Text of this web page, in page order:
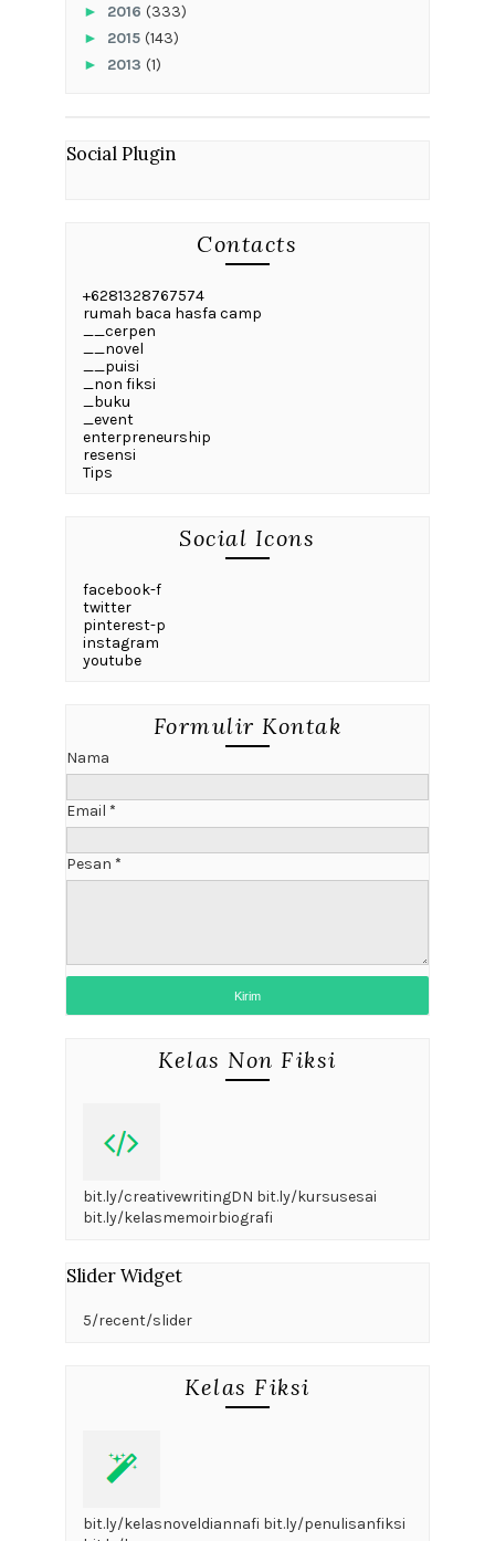
► 2016 (333)
► 2015 (143)
► 2013 (1)
Social Plugin
Contacts
+6281328767574
rumah baca hasfa camp
__cerpen
__novel
__puisi
_non fiksi
_buku
_event
enterpreneurship
resensi
Tips
Social Icons
facebook-f
twitter
pinterest-p
instagram
youtube
Formulir Kontak
Nama
Email *
Pesan *
Kelas Non Fiksi
bit.ly/creativewritingDN bit.ly/kursusesai
bit.ly/kelasmemoirbiografi
Slider Widget
5/recent/slider
Kelas Fiksi
bit.ly/kelasnoveldiannafi bit.ly/penulisanfiksi